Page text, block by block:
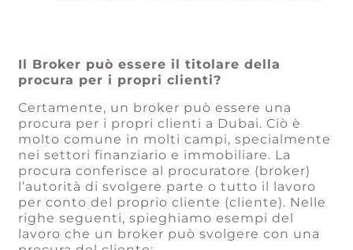
Il Broker può essere il titolare della
procura per i propri clienti?
Certamente, un broker può essere una
procura per i propri clienti a Dubai. Ciò è
molto comune in molti campi, specialmente
nei settori finanziario e immobiliare. La
procura conferisce al procuratore (broker)
l’autorità di svolgere parte o tutto il lavoro
per conto del proprio cliente (cliente). Nelle
righe seguenti, spieghiamo esempi del
lavoro che un broker può svolgere con una